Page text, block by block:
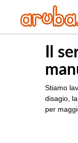
Il
Stiamo
disagio,
per